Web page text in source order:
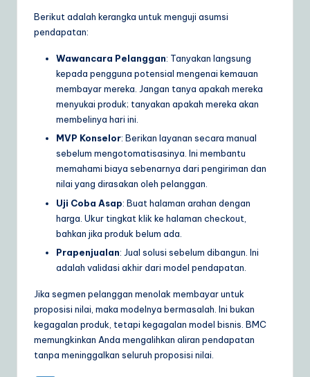
Berikut adalah kerangka untuk menguji asumsi
pendapatan:
Wawancara Pelanggan: Tanyakan langsung
kepada pengguna potensial mengenai kemauan
membayar mereka. Jangan tanya apakah mereka
menyukai produk; tanyakan apakah mereka akan
membelinya hari ini.
MVP Konselor: Berikan layanan secara manual
sebelum mengotomatisasinya. Ini membantu
memahami biaya sebenarnya dari pengiriman dan
nilai yang dirasakan oleh pelanggan.
Uji Coba Asap: Buat halaman arahan dengan
harga. Ukur tingkat klik ke halaman checkout,
bahkan jika produk belum ada.
Prapenjualan: Jual solusi sebelum dibangun. Ini
adalah validasi akhir dari model pendapatan.
Jika segmen pelanggan menolak membayar untuk
proposisi nilai, maka modelnya bermasalah. Ini bukan
kegagalan produk, tetapi kegagalan model bisnis. BMC
memungkinkan Anda mengalihkan aliran pendapatan
tanpa meninggalkan seluruh proposisi nilai.